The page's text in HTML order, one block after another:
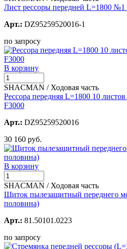
Лист рессоры передней L=1800 №1
Арт.: DZ95259520016-1
по запросу
В корзину
SHACMAN / Ходовая часть
Рессора передняя L=1800 10
F3000
Арт.: DZ95259520016
30 160 руб.
В корзину
SHACMAN / Ходовая часть
Щиток пылезащитный переднего
половина)
Арт.: 81.50101.0223
по запросу